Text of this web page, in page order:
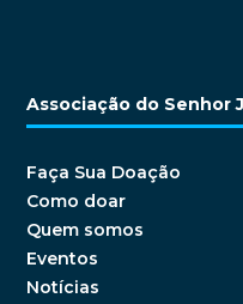
Associação do Senhor
Faça Sua Doação
Como doar
Quem somos
Eventos
Notícias